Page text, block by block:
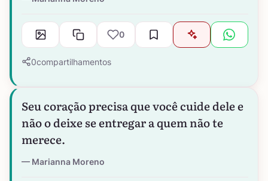
0
0compartilhamentos
Seu coração precisa que você cuide dele e
não o deixe se entregar a quem não te
merece.
Marianna Moreno